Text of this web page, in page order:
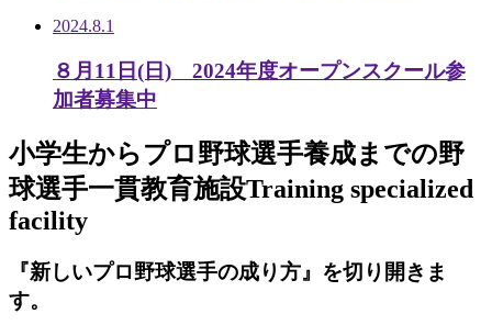
2024.8.1
８月11日(日) 2024年度オープンスクール参
加者募集中
小学生からプロ野球選手養成までの野
球選手一貫教育施設Training specialized
facility
『新しいプロ野球選手の成り方』を切り開きま
す。